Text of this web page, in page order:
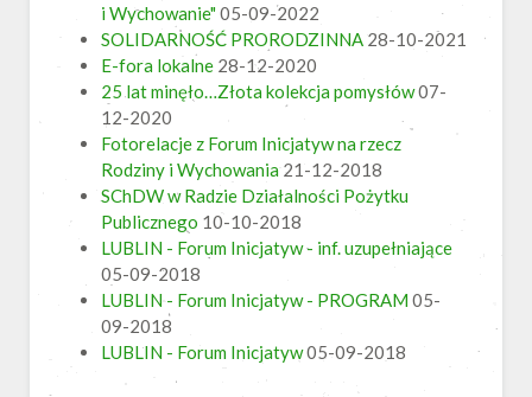
i Wychowanie" 05-09-2022
SOLIDARNOŚĆ PRORODZINNA 28-10-2021
E-fora lokalne 28-12-2020
25 lat minęło…Złota kolekcja pomysłów07-
12-2020
Fotorelacje z Forum Inicjatyw na rzecz
Rodziny i Wychowania 21-12-2018
SChDW w Radzie Działalności Pożytku
Publicznego 10-10-2018
LUBLIN - Forum Inicjatyw - inf. uzupełniające
05-09-2018
LUBLIN - Forum Inicjatyw - PROGRAM 05-
09-2018
LUBLIN - Forum Inicjatyw05-09-2018